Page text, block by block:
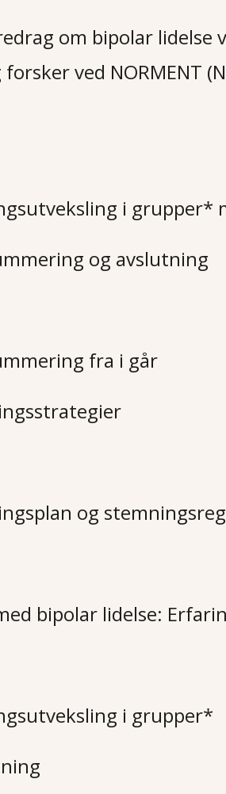
om bipolar lidelse
forsker ved NORMENT
i grupper*
og avslutning
fra i går
og
bipolar lidelse:
i grupper*